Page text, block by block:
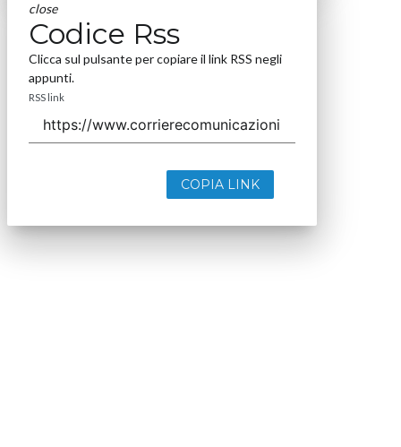
close
Codice Rss
Clicca sul pulsante per copiare il link RSS negli
appunti.
RSS link
COPIA LINK